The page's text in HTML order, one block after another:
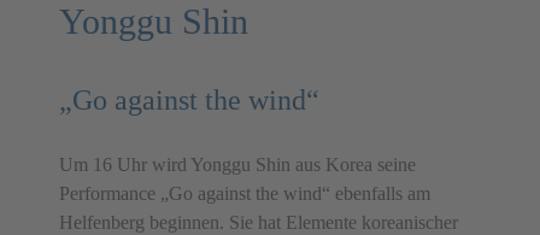
Yonggu Shin
„Go against the wind“
Um 16 Uhr wird Yonggu Shin aus Korea seine
Performance „Go against the wind“ ebenfalls am
Helfenberg beginnen. Sie hat Elemente koreanischer